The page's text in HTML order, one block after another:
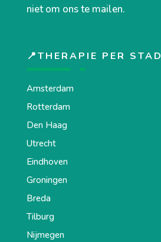
niet om ons te mailen.
📍THERAPIE PER STAD
Amsterdam
Rotterdam
Den Haag
Utrecht
Eindhoven
Groningen
Breda
Tilburg
Nijmegen